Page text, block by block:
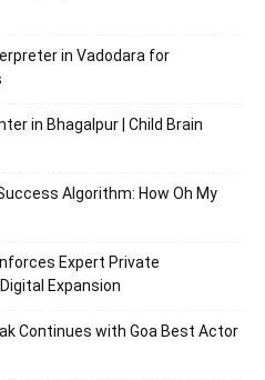
in Vadodara for
in Bhagalpur | Child Brain
Algorithm: How Oh My
Expert Private
Expansion
Continues with Goa Best Actor